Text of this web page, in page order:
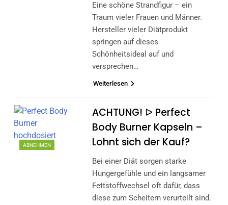
Eine schöne Strandfigur – ein
Traum vieler Frauen und Männer.
Hersteller vieler Diätprodukt
springen auf dieses
Schönheitsideal auf und
versprechen…
Weiterlesen
ABNEHMEN
ACHTUNG! ᐅ Perfect
Body Burner Kapseln –
Lohnt sich der Kauf?
Bei einer Diät sorgen starke
Hungergefühle und ein langsamer
Fettstoffwechsel oft dafür, dass
diese zum Scheitern verurteilt sind.